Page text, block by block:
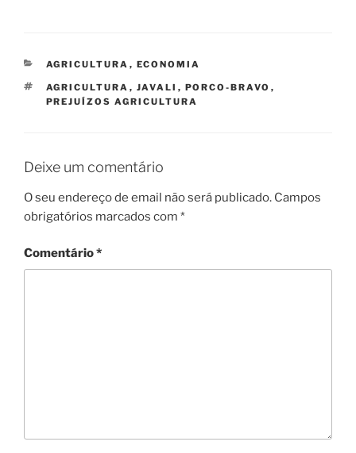
CATEGORIAS
AGRICULTURA , ECONOMIA
ETIQUETAS
AGRICULTURA , JAVALI , PORCO-BRAVO ,
PREJUÍZOS AGRICULTURA
Deixe um comentário
O seu endereço de email não será publicado. Campos
obrigatórios marcados com *
Comentário*